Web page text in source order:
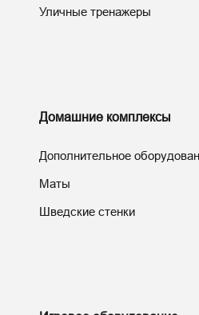
Уличные тренажеры
Домашние комплексы
Дополнительное
Маты
Шведские стенки